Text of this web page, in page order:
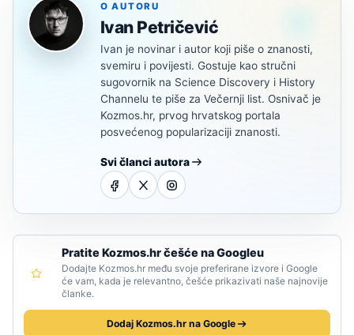
O AUTORU
Ivan Petričević
Ivan je novinar i autor koji piše o znanosti,
svemiru i povijesti. Gostuje kao stručni
sugovornik na Science Discovery i History
Channelu te piše za Večernji list. Osnivač je
Kozmos.hr, prvog hrvatskog portala
posvećenog popularizaciji znanosti.
Svi članci autora
Pratite Kozmos.hr češće na Googleu
Dodajte Kozmos.hr među svoje preferirane izvore i Google
će vam, kada je relevantno, češće prikazivati naše najnovije
članke.
Dodaj Kozmos.hr na Google